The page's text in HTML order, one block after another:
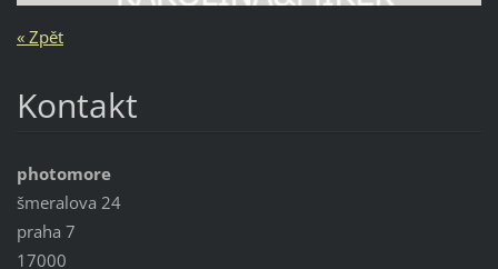
« Zpět
Kontakt
photomore
šmeralova 24
praha 7
17000